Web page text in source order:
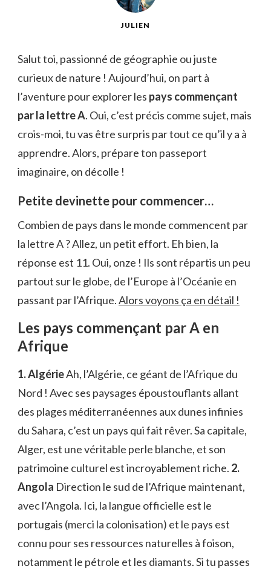
JULIEN
Salut toi, passionné de géographie ou juste
curieux de nature ! Aujourd’hui, on part à
l’aventure pour explorer les pays commençant
par la lettre A. Oui, c’est précis comme sujet, mais
crois-moi, tu vas être surpris par tout ce qu’il y a à
apprendre. Alors, prépare ton passeport
imaginaire, on décolle !
Petite devinette pour commencer…
Combien de pays dans le monde commencent par
la lettre A ? Allez, un petit effort. Eh bien, la
réponse est 11. Oui, onze ! Ils sont répartis un peu
partout sur le globe, de l’Europe à l’Océanie en
passant par l’Afrique.Alors voyons ça en détail !
Les pays commençant par A en
Afrique
1. AlgérieAh, l’Algérie, ce géant de l’Afrique du
Nord ! Avec ses paysages époustouflants allant
des plages méditerranéennes aux dunes infinies
du Sahara, c’est un pays qui fait rêver. Sa capitale,
Alger, est une véritable perle blanche, et son
patrimoine culturel est incroyablement riche. 2.
Angola Direction le sud de l’Afrique maintenant,
avec l’Angola. Ici, la langue officielle est le
portugais (merci la colonisation) et le pays est
connu pour ses ressources naturelles à foison,
notamment le pétrole et les diamants. Si tu passes